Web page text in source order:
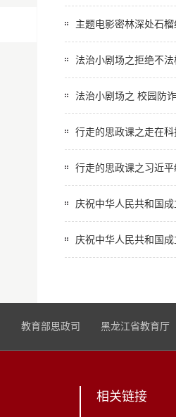
主题电影密林深处石榴
法治小剧场之拒绝不
法治小剧场之 校园防
行走的思政课之走在
行走的思政课之习近
庆祝中华人民共和国
庆祝中华人民共和国
教育部思政司 黑龙江省教育厅
相关链接